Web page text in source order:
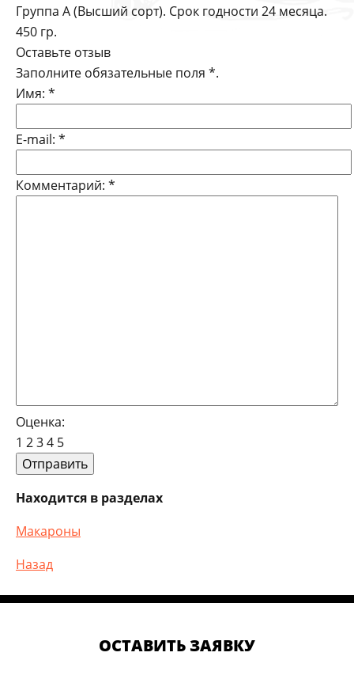
Группа А (Высший сорт). Срок годности 24 месяца.
450 гр.
Оставьте отзыв
Заполните обязательные поля *.
Имя: *
E-mail: *
Комментарий: *
Оценка:
1 234 5
Находится в разделах
Макароны
Назад
ОСТАВИТЬ ЗАЯВКУ